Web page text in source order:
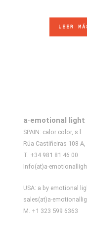
LEER
a·emotional light
SPAIN: calor color, s.l.
Rúa Castiñeiras 108
T. +34 981 81 46 00
Info(at)a-
USA: a by emotional
sales(at)a-
M. +1 323 599 6363